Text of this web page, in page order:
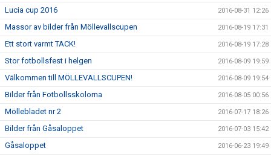
Lucia cup 2016 2016-08-31 12:26
Massor av bilder från Möllevallscupen 2016-08-19 17:31
Ett stort varmt TACK! 2016-08-19 17:28
Stor fotbollsfest i helgen 2016-08-09 19:59
Välkommen till MÖLLEVALLSCUPEN! 2016-08-09 19:54
Bilder från Fotbollsskolorna 2016-08-05 00:56
Möllebladet nr 2 2016-07-17 18:26
Bilder från Gåsaloppet 2016-07-03 15:42
Gåsaloppet 2016-06-23 19:49